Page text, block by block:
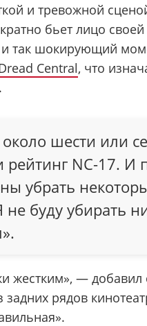
и тревожной
бьет лицо
так шокирующий
Central, что
шести или
NC-17. И
убрать
не буду убирать
жестким», — добавил
рядов